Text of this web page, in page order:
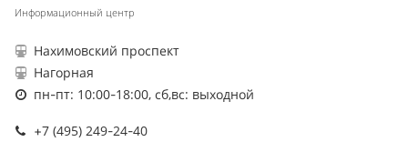
Информационный центр
Нахимовский проспект
Нагорная
пн-пт: 10:00-18:00, сб,вс: выходной
+7 (495) 249-24-40